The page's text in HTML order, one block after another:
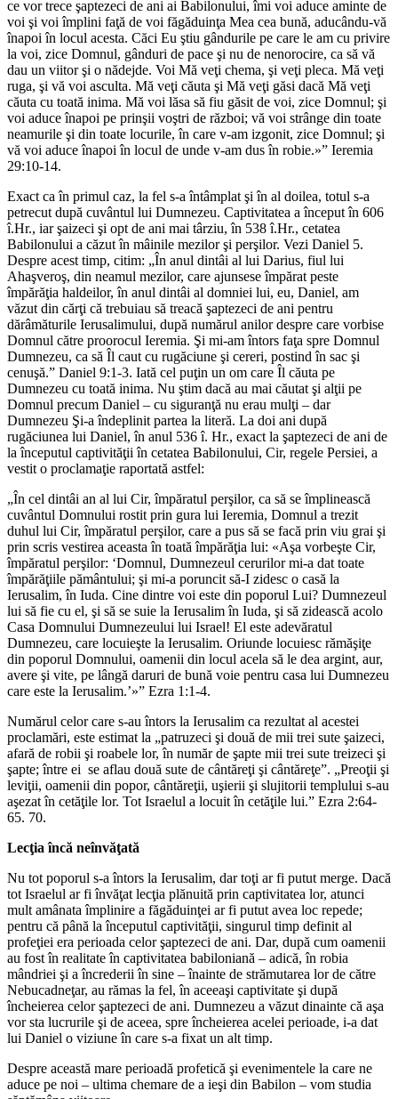
ce vor trece şaptezeci de ani ai Babilonului, îmi voi aduce aminte de
voi şi voi împlini faţă de voi făgăduinţa Mea cea bună, aducându-vă
înapoi în locul acesta. Căci Eu ştiu gândurile pe care le am cu privire
la voi, zice Domnul, gânduri de pace şi nu de nenorocire, ca să vă
dau un viitor şi o nădejde. Voi Mă veţi chema, şi veţi pleca. Mă veţi
ruga, şi vă voi asculta. Mă veţi căuta şi Mă veţi găsi dacă Mă veţi
căuta cu toată inima. Mă voi lăsa să fiu găsit de voi, zice Domnul; şi
voi aduce înapoi pe prinşii voştri de război; vă voi strânge din toate
neamurile şi din toate locurile, în care v-am izgonit, zice Domnul; şi
vă voi aduce înapoi în locul de unde v-am dus în robie.»” Ieremia
29:10-14.
Exact ca în primul caz, la fel s-a întâmplat şi în al doilea, totul s-a
petrecut după cuvântul lui Dumnezeu. Captivitatea a început în 606
î.Hr., iar şaizeci şi opt de ani mai târziu, în 538 î.Hr., cetatea
Babilonului a căzut în mâinile mezilor şi perşilor. Vezi Daniel 5.
Despre acest timp, citim: „În anul dintâi al lui Darius, fiul lui
Ahaşveroş, din neamul mezilor, care ajunsese împărat peste
împărăţia haldeilor, în anul dintâi al domniei lui, eu, Daniel, am
văzut din cărţi că trebuiau să treacă şaptezeci de ani pentru
dărâmăturile Ierusalimului, după numărul anilor despre care vorbise
Domnul către proorocul Ieremia. Şi mi-am întors faţa spre Domnul
Dumnezeu, ca să Îl caut cu rugăciune şi cereri, postind în sac şi
cenuşă.” Daniel 9:1-3. Iată cel puţin un om care Îl căuta pe
Dumnezeu cu toată inima. Nu ştim dacă au mai căutat şi alţii pe
Domnul precum Daniel – cu siguranţă nu erau mulţi – dar
Dumnezeu Şi-a îndeplinit partea la literă. La doi ani după
rugăciunea lui Daniel, în anul 536 î. Hr., exact la şaptezeci de ani de
la începutul captivităţii în cetatea Babilonului, Cir, regele Persiei, a
vestit o proclamaţie raportată astfel:
„În cel dintâi an al lui Cir, împăratul perşilor, ca să se împlinească
cuvântul Domnului rostit prin gura lui Ieremia, Domnul a trezit
duhul lui Cir, împăratul perşilor, care a pus să se facă prin viu grai şi
prin scris vestirea aceasta în toată împărăţia lui: «Aşa vorbeşte Cir,
împăratul perşilor: ‘Domnul, Dumnezeul cerurilor mi-a dat toate
împărăţiile pământului; şi mi-a poruncit să-I zidesc o casă la
Ierusalim, în Iuda. Cine dintre voi este din poporul Lui? Dumnezeul
lui să fie cu el, şi să se suie la Ierusalim în Iuda, şi să zidească acolo
Casa Domnului Dumnezeului lui Israel! El este adevăratul
Dumnezeu, care locuieşte la Ierusalim. Oriunde locuiesc rămăşiţe
din poporul Domnului, oamenii din locul acela să le dea argint, aur,
avere şi vite, pe lângă daruri de bună voie pentru casa lui Dumnezeu
care este la Ierusalim.’»” Ezra 1:1-4.
Numărul celor care s-au întors la Ierusalim ca rezultat al acestei
proclamări, este estimat la „patruzeci şi două de mii trei sute şaizeci,
afară de robii şi roabele lor, în număr de şapte mii trei sute treizeci şi
şapte; între ei se aflau două sute de cântăreţi şi cântăreţe”. „Preoţii şi
leviţii, oamenii din popor, cântăreţii, uşierii şi slujitorii templului s-au
aşezat în cetăţile lor. Tot Israelul a locuit în cetăţile lui.” Ezra 2:64-
65. 70.
Lecţia încă neînvăţată
Nu tot poporul s-a întors la Ierusalim, dar toţi ar fi putut merge. Dacă
tot Israelul ar fi învăţat lecţia plănuită prin captivitatea lor, atunci
mult amânata împlinire a făgăduinţei ar fi putut avea loc repede;
pentru că până la începutul captivităţii, singurul timp definit al
profeţiei era perioada celor şaptezeci de ani. Dar, după cum oamenii
au fost în realitate în captivitatea babiloniană – adică, în robia
mândriei şi a încrederii în sine – înainte de strămutarea lor de către
Nebucadneţar, au rămas la fel, în aceeaşi captivitate şi după
încheierea celor şaptezeci de ani. Dumnezeu a văzut dinainte că aşa
vor sta lucrurile şi de aceea, spre încheierea acelei perioade, i-a dat
lui Daniel o viziune în care s-a fixat un alt timp.
Despre această mare perioadă profetică şi evenimentele la care ne
aduce pe noi – ultima chemare de a ieşi din Babilon – vom studia